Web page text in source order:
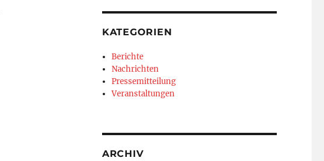
KATEGORIEN
Berichte
Nachrichten
Pressemitteilung
Veranstaltungen
ARCHIV